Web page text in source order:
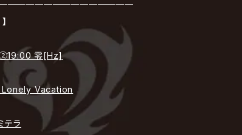
】
零[Hz]
Lonely Vacation
テラ